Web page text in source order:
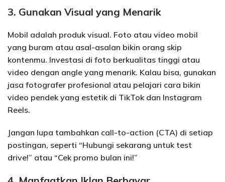
3. Gunakan Visual yang Menarik
Mobil adalah produk visual. Foto atau video mobil
yang buram atau asal-asalan bikin orang skip
kontenmu. Investasi di foto berkualitas tinggi atau
video dengan angle yang menarik. Kalau bisa, gunakan
jasa fotografer profesional atau pelajari cara bikin
video pendek yang estetik di TikTok dan Instagram
Reels.
Jangan lupa tambahkan call-to-action (CTA) di setiap
postingan, seperti “Hubungi sekarang untuk test
drive!” atau “Cek promo bulan ini!”